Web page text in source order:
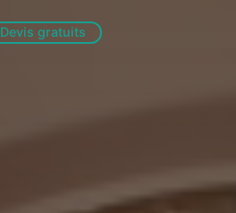
Devis gratuits